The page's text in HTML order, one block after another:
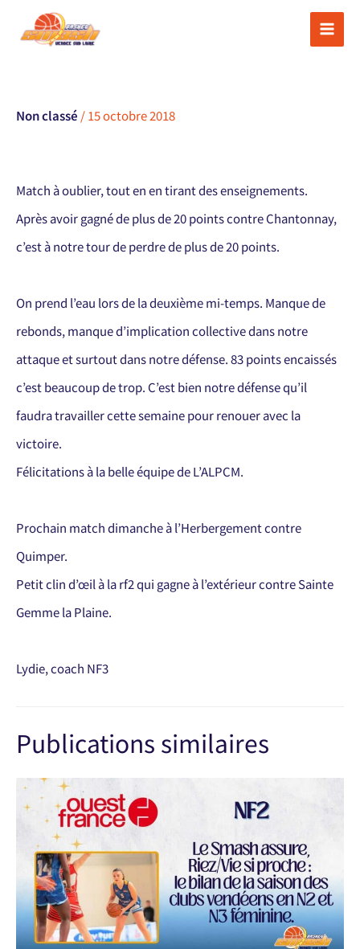
Non classé /15 octobre 2018
Match à oublier, tout en en tirant des enseignements.
Après avoir gagné de plus de 20 points contre Chantonnay,
c’est à notre tour de perdre de plus de 20 points.
On prend l’eau lors de la deuxième mi-temps. Manque de
rebonds, manque d’implication collective dans notre
attaque et surtout dans notre défense. 83 points encaissés
c’est beaucoup de trop. C’est bien notre défense qu’il
faudra travailler cette semaine pour renouer avec la
victoire.
Félicitations à la belle équipe de L’ALPCM.
Prochain match dimanche à l’Herbergement contre
Quimper.
Petit clin d’œil à la rf2 qui gagne à l’extérieur contre Sainte
Gemme la Plaine.
Lydie, coach NF3
Publications similaires